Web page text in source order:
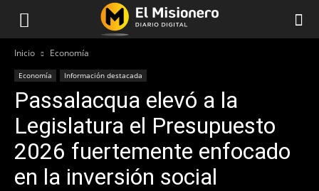
Inicio Economía
Economía Información destacada
Passalacqua elevó a la
Legislatura el Presupuesto
2026 fuertemente enfocado
en la inversión social